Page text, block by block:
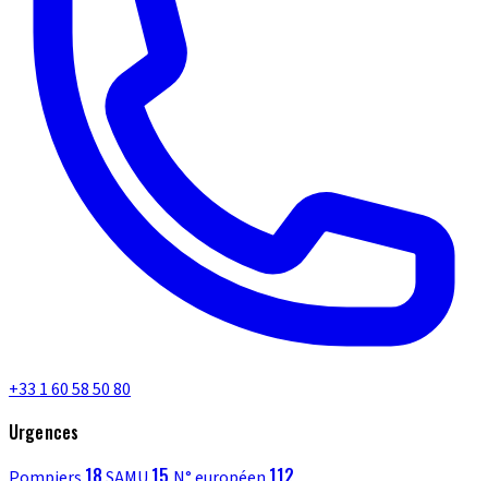
+33 1 60 58 50 80
Urgences
18 15 112